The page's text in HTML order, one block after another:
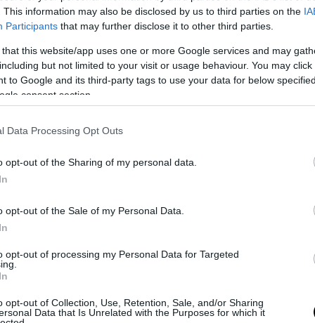
This information may also be disclosed by us to third parties on the
Participants that may further disclose it to other third parties.
that this website/app uses one or more Google services and may
but not limited to your visit or usage behaviour. You may
to Google and its third-party tags to use your data for below
consent section.
Data Processing Opt Outs
opt-out of the Sharing of my personal data.
opt-out of the Sale of my Personal Data.
opt-out of processing my Personal Data for Targeted
opt-out of Collection, Use, Retention, Sale, and/or Sharing
Data that Is Unrelated with the Purposes for which it
πολιτικές πιέσεις ή να αξιώσουν παραχωρήσεις
Δεν είναι λίγοι οι αμερικανοί κρατούμενοι
μήνα, η ρωσική FSB συνέλαβε τον
της εφημερίδας Wall Street Journal Έβαν
ως ύποπτο για κατασκοπεία. Ένοχος για
κάθειρξης 16 ετών στη Ρωσία.
Ουάσινγκτον-Μόσχας βρίσκονται στο
τελευταίων δεκαετιών μετά τη ρωσική
αλλά πέρυσι ο Λευκός Οίκος και το Κρεμλίνο
σε δύο ανταλλαγές κρατουμένων. Η πιο
της αμερικανίδας μπασκετμπολίστριας
με τον ρώσο έμπορο όπλων Βίκτορ Μπουτ.